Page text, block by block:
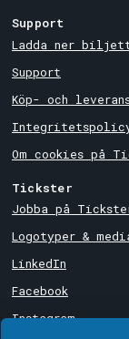
Support
Ladda ner
Support
Köp- och
Om cookies på
Tickster
Jobba på
Logotyper &
LinkedIn
Facebook
Instagram